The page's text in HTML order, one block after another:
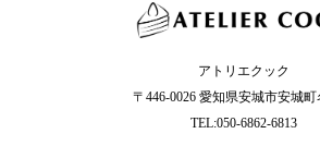
アトリエクック
〒446-0026 愛知県安城市安城町
TEL:050-6862-6813